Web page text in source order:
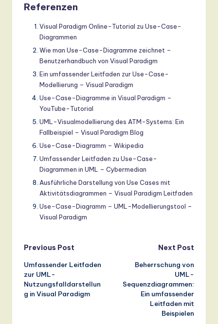
Referenzen
Visual Paradigm Online-Tutorial zu Use-Case-
Diagrammen
Wie man Use-Case-Diagramme zeichnet –
Benutzerhandbuch von Visual Paradigm
Ein umfassender Leitfaden zur Use-Case-
Modellierung – Visual Paradigm
Use-Case-Diagramme in Visual Paradigm –
YouTube-Tutorial
UML-Visualmodellierung des ATM-Systems: Ein
Fallbeispiel – Visual Paradigm Blog
Use-Case-Diagramm – Wikipedia
Umfassender Leitfaden zu Use-Case-
Diagrammen in UML – Cybermedian
Ausführliche Darstellung von Use Cases mit
Aktivitätsdiagrammen – Visual Paradigm Leitfaden
Use-Case-Diagramm – UML-Modellierungstool –
Visual Paradigm
Post
navigation
Previous Post
Umfassender Leitfaden
zur UML-
Nutzungsfalldarstellun
g in Visual Paradigm
Next Post
Beherrschung von
UML-
Sequenzdiagrammen:
Ein umfassender
Leitfaden mit
Beispielen